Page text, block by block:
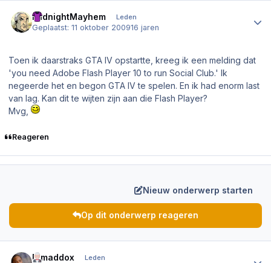
MidnightMayhem Leden
Geplaatst:11 oktober 200916 jaren
Toen ik daarstraks GTA IV opstartte, kreeg ik een melding dat
'you need Adobe Flash Player 10 to run Social Club.' Ik
negeerde het en begon GTA IV te spelen. En ik had enorm last
van lag. Kan dit te wijten zijn aan die Flash Player?
Mvg,
Reageren
Nieuw onderwerp starten
Op dit onderwerp reageren
Djmaddox Leden